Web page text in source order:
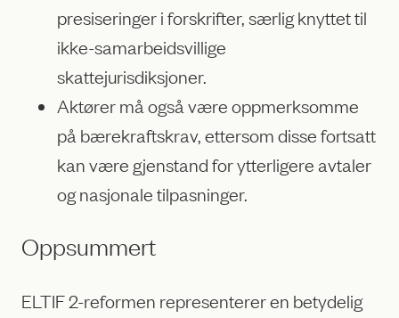
presiseringer i forskrifter, særlig knyttet til
ikke-samarbeidsvillige
skattejurisdiksjoner.
Aktører må også være oppmerksomme
på bærekraftskrav, ettersom disse fortsatt
kan være gjenstand for ytterligere avtaler
og nasjonale tilpasninger.
Oppsummert
ELTIF 2-reformen representerer en betydelig